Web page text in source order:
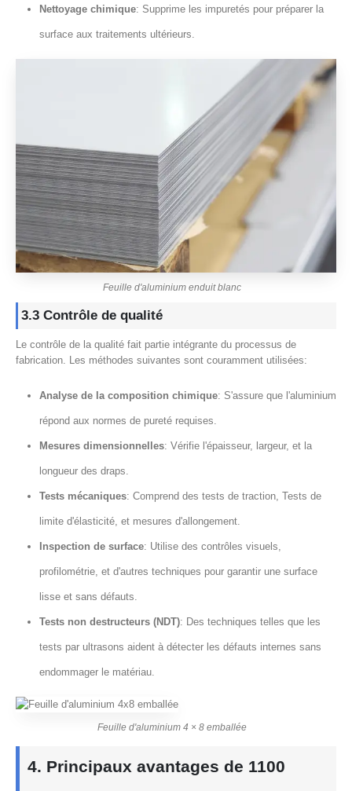
Nettoyage chimique: Supprime les impuretés pour préparer la
surface aux traitements ultérieurs.
Feuille d'aluminium enduit blanc
3.3 Contrôle de qualité
Le contrôle de la qualité fait partie intégrante du processus de
fabrication. Les méthodes suivantes sont couramment utilisées:
Analyse de la composition chimique: S'assure que l'aluminium
répond aux normes de pureté requises.
Mesures dimensionnelles: Vérifie l'épaisseur, largeur, et la
longueur des draps.
Tests mécaniques: Comprend des tests de traction, Tests de
limite d'élasticité, et mesures d'allongement.
Inspection de surface: Utilise des contrôles visuels,
profilométrie, et d'autres techniques pour garantir une surface
lisse et sans défauts.
Tests non destructeurs (NDT): Des techniques telles que les
tests par ultrasons aident à détecter les défauts internes sans
endommager le matériau.
Feuille d'aluminium 4 × 8 emballée
4. Principaux avantages de 1100